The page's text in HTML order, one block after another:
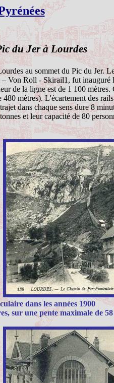
du Jerà Lourdes
au sommet du Pic du Jer.
Von Roll - Skirail1, fut inauguré
de la ligne est de 1 100
mètres). L'écartement des
dans chaque sens dure 8
et leur capacité de 80
dans les années 1900
sur une pente maximale de